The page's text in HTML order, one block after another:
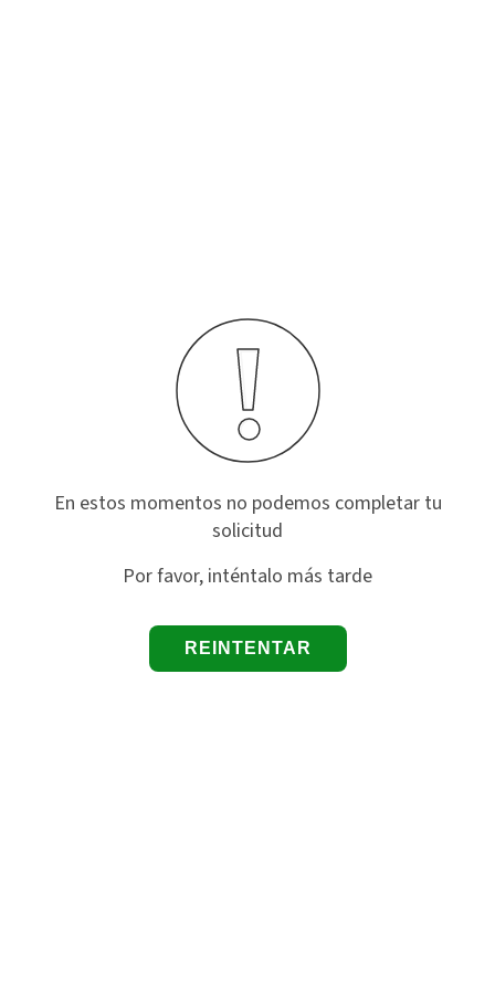
En estos momentos no podemos completar tu
solicitud
Por favor, inténtalo más tarde
REINTENTAR